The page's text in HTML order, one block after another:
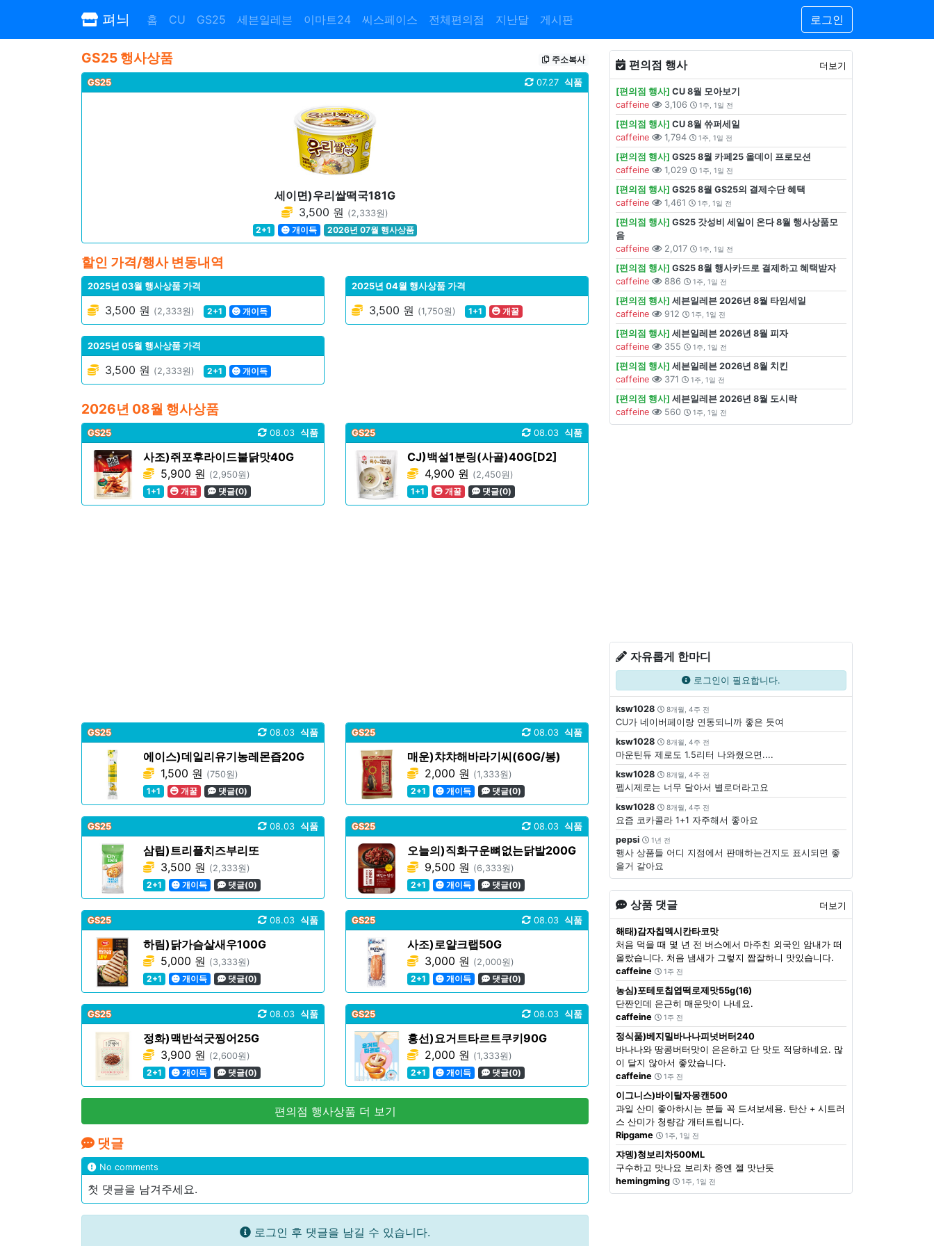
펴늬 홈 CU GS25 세븐일레븐 이마트24 씨스페이스 전체편의점 지난달 게시판 로그인
GS25 행사상품 주소복사
GS25 식품
07.27
세이면)우리쌀떡국181G
3,500 원 (2,333원)
2+1
개이득 2026년 07월 행사상품
할인 가격/행사 변동내역
2025년 03월 행사상품 가격
3,500 원 (2,333원) 2+1 개이득
2025년 04월 행사상품 가격
3,500 원 (1,750원) 1+1 개꿀
2025년 05월 행사상품 가격
3,500 원 (2,333원) 2+1 개이득
2026년 08월 행사상품
GS25 식품
08.03
사조)쥐포후라이드불닭맛40G
5,900 원 (2,950원)
1+1
개꿀 댓글(0)
GS25 식품
08.03
CJ)백설1분링(사골)40G[D2]
4,900 원 (2,450원)
1+1
개꿀 댓글(0)
GS25 식품
08.03
에이스)데일리유기농레몬즙20G
1,500 원 (750원)
1+1
개꿀 댓글(0)
GS25 식품
08.03
매운)챠챠해바라기씨(60G/봉)
2,000 원 (1,333원)
2+1
개이득 댓글(0)
GS25 식품
08.03
삼립)트리플치즈부리또
3,500 원 (2,333원)
2+1
개이득 댓글(0)
GS25 식품
08.03
오늘의)직화구운뼈없는닭발200G
9,500 원 (6,333원)
2+1
개이득 댓글(0)
GS25 식품
08.03
하림)닭가슴살새우100G
5,000 원 (3,333원)
2+1
개이득 댓글(0)
GS25 식품
08.03
사조)로얄크랩50G
3,000 원 (2,000원)
2+1
개이득 댓글(0)
GS25 식품
08.03
정화)맥반석굿찡어25G
3,900 원 (2,600원)
2+1
개이득 댓글(0)
GS25 식품
08.03
흥선)요거트타르트쿠키90G
2,000 원 (1,333원)
2+1
개이득 댓글(0)
편의점 행사상품 더 보기
댓글
No comments
첫 댓글을 남겨주세요.
로그인 후 댓글을 남길 수 있습니다.
편의점 행사 더보기
[편의점 행사] CU 8월 모아보기
caffeine
3,106 1주, 1일 전
[편의점 행사] CU 8월 쓔퍼세일
caffeine
1,794 1주, 1일 전
[편의점 행사] GS25 8월 카페25 올데이 프로모션
caffeine
1,029 1주, 1일 전
[편의점 행사] GS25 8월 GS25의 결제수단 혜택
caffeine
1,461 1주, 1일 전
[편의점 행사] GS25 갓성비 세일이 온다 8월 행사상품모
음
caffeine
2,017 1주, 1일 전
[편의점 행사] GS25 8월 행사카드로 결제하고 혜택받자
caffeine
886 1주, 1일 전
[편의점 행사] 세븐일레븐 2026년 8월 타임세일
caffeine
912 1주, 1일 전
[편의점 행사] 세븐일레븐 2026년 8월 피자
caffeine
355 1주, 1일 전
[편의점 행사] 세븐일레븐 2026년 8월 치킨
caffeine
371 1주, 1일 전
[편의점 행사] 세븐일레븐 2026년 8월 도시락
caffeine
560 1주, 1일 전
자유롭게 한마디
로그인이 필요합니다.
ksw1028 8개월, 4주 전
CU가 네이버페이랑 연동되니까 좋은 듯여
ksw1028
8개월, 4주 전
마운틴듀 제로도 1.5리터 나와줬으면....
ksw1028
8개월, 4주 전
펩시제로는 너무 달아서 별로더라고요
ksw1028
8개월, 4주 전
요즘 코카콜라 1+1 자주해서 좋아요
pepsi
1년 전
행사 상품들 어디 지점에서 판매하는건지도 표시되면 좋
을거 같아요
상품 댓글 더보기
해태)감자칩멕시칸타코맛
처음 먹을 때 몇 년 전 버스에서 마주친 외국인 암내가 떠
올랐습니다. 처음 냄새가 그렇지 짭잘하니 맛있습니다.
caffeine
1주 전
농심)포테토칩엽떡로제맛55g(16)
단짠인데 은근히 매운맛이 나네요.
caffeine
1주 전
정식품)베지밀바나나피넛버터240
바나나와 땅콩버터맛이 은은하고 단 맛도 적당하네요. 많
이 달지 않아서 좋았습니다.
caffeine
1주 전
이그니스)바이탈자몽캔500
과일 산미 좋아하시는 분들 꼭 드셔보세용. 탄산 + 시트러
스 산미가 청량감 개터트립니다.
Ripgame
1주, 1일 전
쟈뎅)청보리차500ML
구수하고 맛나요 보리차 중엔 젤 맛난듯
hemingming
1주, 1일 전